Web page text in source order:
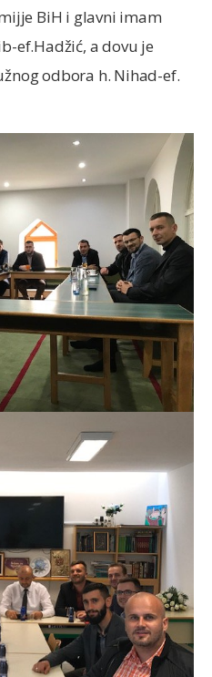
BiH i glavni imam
ef.Hadžić, a dovu je
odbora h. Nihad-ef.